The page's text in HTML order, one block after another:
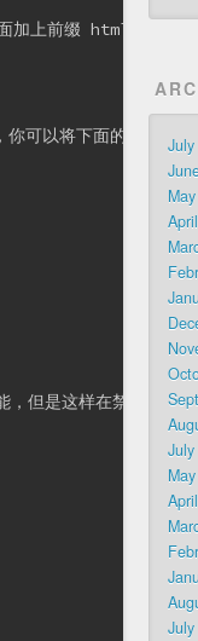
面加上前缀
以将下面的脚本
但是这样在禁用
July